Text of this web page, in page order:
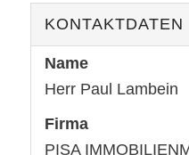
KONTAKTDATEN
Name
Herr Paul Lambein
Firma
PISA